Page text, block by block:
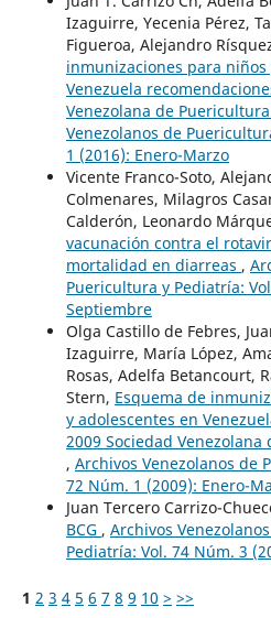
Izaguirre, Yecenia Pérez,
Figueroa, Alejandro
inmunizaciones para niños
Venezuela
Venezolana de
Venezolanos de
1 (2016): Enero-Marzo
Vicente Franco-Soto,
Colmenares, Milagros
Calderón, Leonardo
vacunación contra el
mortalidad en diarreas ,
Puericultura y Pediatría:
Septiembre
Olga Castillo de Febres,
Izaguirre, María López,
Rosas, Adelfa Betancourt,
Stern, Esquema de
y adolescentes en
2009 Sociedad
, Archivos Venezolanos de
72 Núm. 1 (2009): Enero-
Juan Tercero Carrizo-
BCG , Archivos
Pediatría: Vol. 74 Núm. 3
1 2 3 4 5 6 7 8 9 10 > >>